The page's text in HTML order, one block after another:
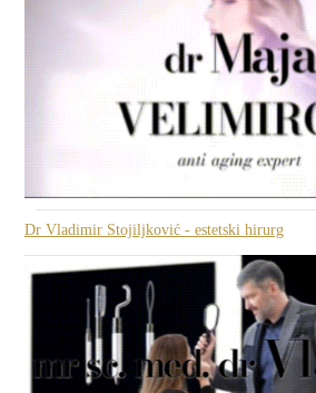
Dr Vladimir Stojiljković - estetski hirurg